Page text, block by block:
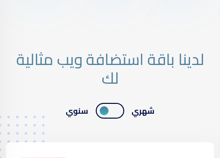
لدينا باقة استضافة ويب مثالية
لك
شهري سنوي